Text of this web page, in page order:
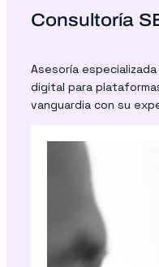
Consultoría
Asesoría
digital para
vanguardia con su